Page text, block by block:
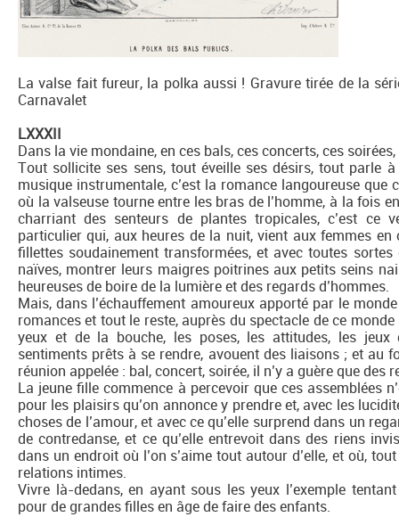
La valse fait fureur, la polka aussi ! Gravure tirée de la
Carnavalet
LXXXII
Dans la vie mondaine, en ces bals, ces concerts, ces
Tout sollicite ses sens, tout éveille ses désirs, tout parle
musique instrumentale, c’est la romance langoureuse que
où la valseuse tourne entre les bras de l’homme, à la fois
charriant des senteurs de plantes tropicales, c’est ce
particulier qui, aux heures de la nuit, vient aux femmes
fillettes soudainement transformées, et avec toutes
naïves, montrer leurs maigres poitrines aux petits seins
heureuses de boire de la lumière et des regards d’hommes.
Mais, dans l’échauffement amoureux apporté par le
romances et tout le reste, auprès du spectacle de ce
yeux et de la bouche, les poses, les attitudes, les jeux
sentiments prêts à se rendre, avouent des liaisons ; et au
réunion appelée : bal, concert, soirée, il n’y a guère que
La jeune fille commence à percevoir que ces assemblées
pour les plaisirs qu’on annonce y prendre et, avec les
choses de l’amour, et avec ce qu’elle surprend dans un
de contredanse, et ce qu’elle entrevoit dans des riens
dans un endroit où l’on s’aime tout autour d’elle, et où,
relations intimes.
Vivre là-dedans, en ayant sous les yeux l’exemple
pour de grandes filles en âge de faire des enfants.